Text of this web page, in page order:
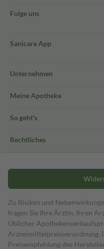
Folge uns
Sanicare App
Unternehmen
Meine Apotheke
So geht's
Rechtliches
Zu Risiken und
fragen Sie Ihre Ärztin, Ihren
Üblicher
Arzneimittelpreisverordnung.
Preisempfehlung des